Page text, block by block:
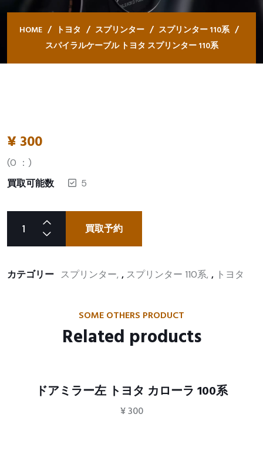
HOME トヨタ スプリンター
スプリンター 110系
スパイラルケーブル トヨタ スプリンター 110系
¥ 300
(0 ：)
買取可能数
5
買取予約
カテゴリー スプリンター , スプリンター 110系 , トヨタ
SOME OTHERS PRODUCT
Related products
ドアミラー左 トヨタ カローラ 100系
¥300